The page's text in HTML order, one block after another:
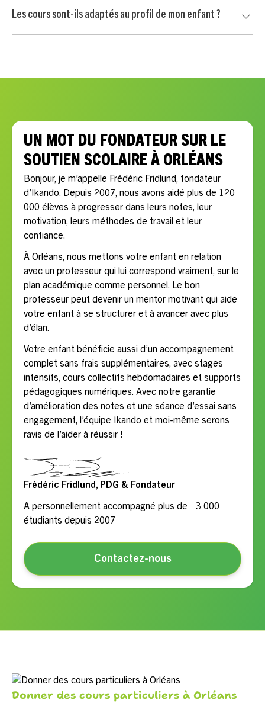
engagement. Vous continuez uniquement si le professeur
convient à votre enfant et si l’accompagnement vous
Les cours sont-ils adaptés au profil de mon enfant ?
UN MOT DU FONDATEUR SUR LE
SOUTIEN SCOLAIRE À ORLÉANS
Bonjour, je m’appelle Frédéric Fridlund, fondateur
d’Ikando. Depuis 2007, nous avons aidé plus de 120
000 élèves à progresser dans leurs notes, leur
motivation, leurs méthodes de travail et leur
confiance.
À Orléans, nous mettons votre enfant en relation
avec un professeur qui lui correspond vraiment, sur le
plan académique comme personnel. Le bon
professeur peut devenir un mentor motivant qui aide
votre enfant à se structurer et à avancer avec plus
d’élan.
Votre enfant bénéficie aussi d’un accompagnement
complet sans frais supplémentaires, avec stages
intensifs, cours collectifs hebdomadaires et supports
pédagogiques numériques. Avec notre garantie
d’amélioration des notes et une séance d’essai sans
engagement, l’équipe Ikando et moi-même serons
ravis de l’aider à réussir !
Frédéric Fridlund, PDG & Fondateur
A personnellement accompagné plus de 3 000
étudiants depuis 2007
Contactez-nous
Donner des cours particuliers à Orléans